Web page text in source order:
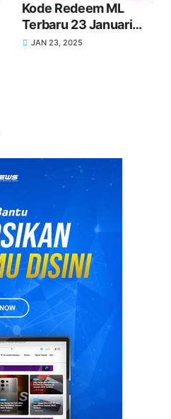
Kode Redeem ML
Terbaru 23 Januari
2025 Hari Ini!
JAN 23, 2025